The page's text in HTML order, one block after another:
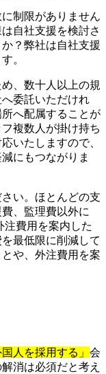
制限がありません
自社支援を検討さ
？弊社は自社支援
。
、数十人以上の規
委託いただけれ
へ配属することが
複数人が掛け持ち
いたしますので、
にもつながりま
い。ほとんどの支
、監理費以外に
注費用を案内した
最低限に削減して
や、外注費用を案
国人を採用する」 会
消は必須だと考え